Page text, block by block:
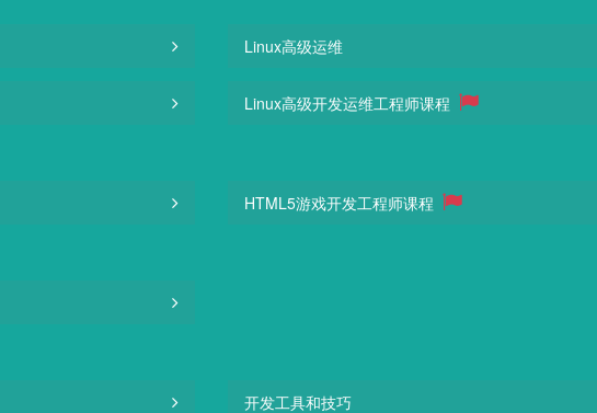
Linux高级运维
Linux高级开发运维工程师课程
HTML5游戏开发工程师课程
开发工具和技巧